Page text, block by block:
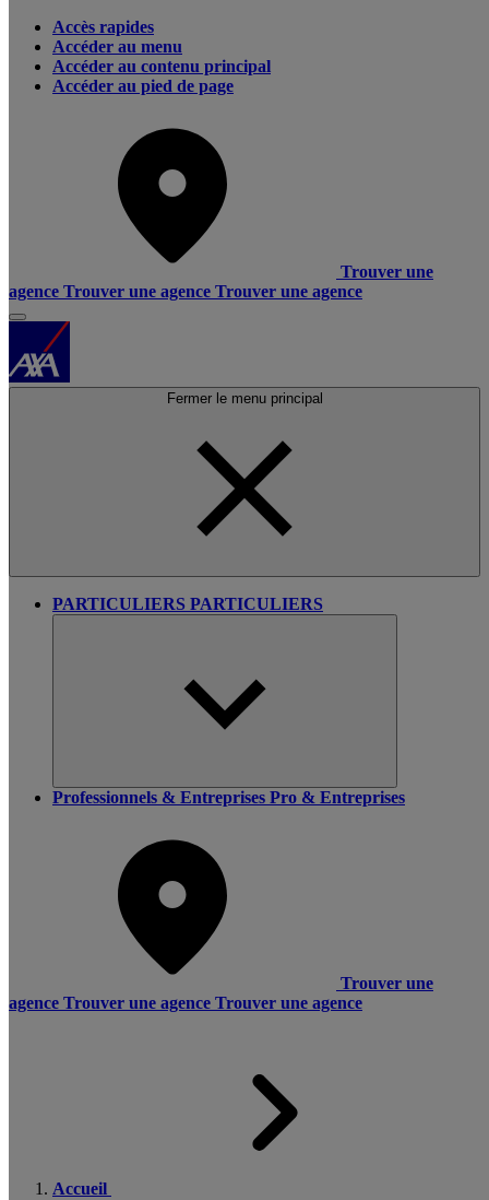
Accès rapides
Accéder au menu
Accéder au contenu principal
Accéder au pied de page
Trouver une
agence Trouver une agence Trouver une agence
Fermer le menu principal
PARTICULIERS PARTICULIERS
Professionnels & Entreprises Pro & Entreprises
Trouver une
agence Trouver une agence Trouver une agence
Accueil